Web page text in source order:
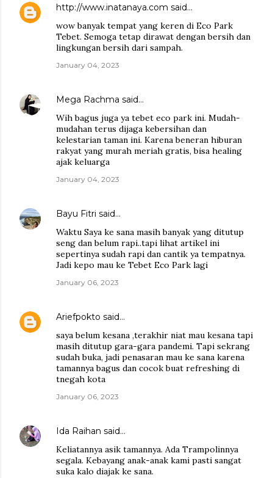
http://www.inatanaya.com said…
wow banyak tempat yang keren di Eco Park
Tebet. Semoga tetap dirawat dengan bersih dan
lingkungan bersih dari sampah.
January 04, 2023
Mega Rachma said…
Wih bagus juga ya tebet eco park ini. Mudah-
mudahan terus dijaga kebersihan dan
kelestarian taman ini. Karena beneran hiburan
rakyat yang murah meriah gratis, bisa healing
ajak keluarga
January 04, 2023
Bayu Fitri said…
Waktu Saya ke sana masih banyak yang ditutup
seng dan belum rapi..tapi lihat artikel ini
sepertinya sudah rapi dan cantik ya tempatnya.
Jadi kepo mau ke Tebet Eco Park lagi
January 06, 2023
Ariefpokto said…
saya belum kesana ,terakhir niat mau kesana tapi
masih ditutup gara-gara pandemi. Tapi sekrang
sudah buka, jadi penasaran mau ke sana karena
tamannya bagus dan cocok buat refreshing di
tnegah kota
January 06, 2023
Ida Raihan said…
Keliatannya asik tamannya. Ada Trampolinnya
segala. Kebayang anak-anak kami pasti sangat
suka kalo diajak ke sana.